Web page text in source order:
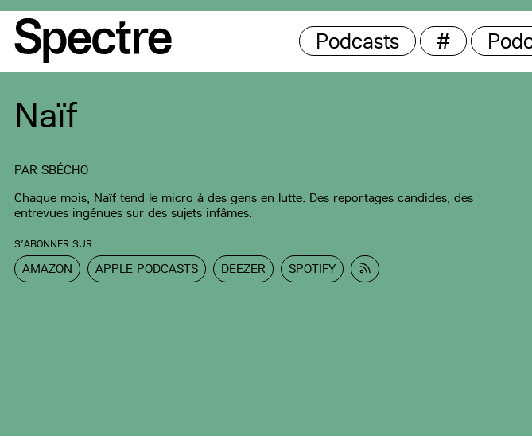
Podcasts #
Naïf
PARSBÉCHO
Chaque mois, Naïf tend le micro à des gens en lutte. Des reportages candides, des
entrevues ingénues sur des sujets infâmes.
S’ABONNER SUR
AMAZON APPLE PODCASTS DEEZER SPOTIFY